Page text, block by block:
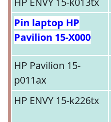
Pin laptop HP
Pavilion 15-X000
HP Pavilion 15-
p011ax
HP ENVY 15-k226tx